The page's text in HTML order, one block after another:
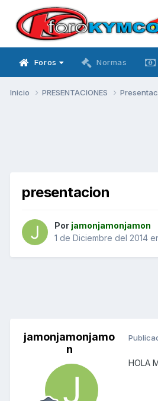
Foros Normas
Inicio PRESENTACIONES
presentacion
Por jamonjamonjamon
1 de Diciembre del 2014
jamonjamonjamo
n
HOLA